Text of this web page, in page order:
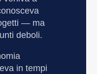
— ma
deboli.
in tempi